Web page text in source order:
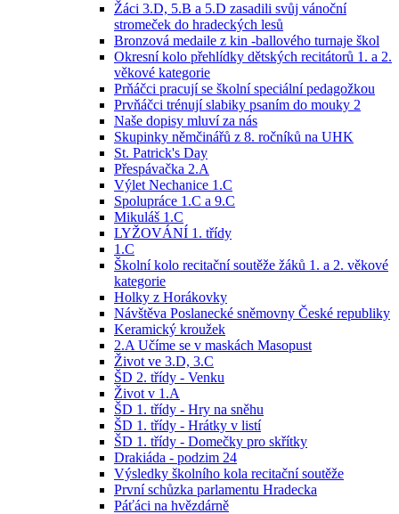
Žáci 3.D, 5.B a 5.D zasadili svůj vánoční
stromeček do hradeckých lesů
Bronzová medaile z kin -ballového turnaje škol
Okresní kolo přehlídky dětských recitátorů 1. a 2.
věkové kategorie
Prňáčci pracují se školní speciální pedagožkou
Prvňáčci trénují slabiky psaním do mouky 2
Naše dopisy mluví za nás
Skupinky němčinářů z 8. ročníků na UHK
St. Patrick's Day
Přespávačka 2.A
Výlet Nechanice 1.C
Spolupráce 1.C a 9.C
Mikuláš 1.C
LYŽOVÁNÍ 1. třídy
1.C
Školní kolo recitační soutěže žáků 1. a 2. věkové
kategorie
Holky z Horákovky
Návštěva Poslanecké sněmovny České republiky
Keramický kroužek
2.A Učíme se v maskách Masopust
Život ve 3.D, 3.C
ŠD 2. třídy - Venku
Život v 1.A
ŠD 1. třídy - Hry na sněhu
ŠD 1. třídy - Hrátky v listí
ŠD 1. třídy - Domečky pro skřítky
Drakiáda - podzim 24
Výsledky školního kola recitační soutěže
První schůzka parlamentu Hradecka
Páťáci na hvězdárně